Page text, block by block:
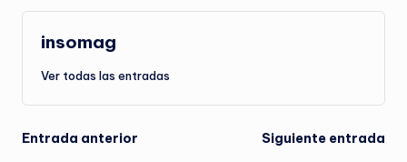
insomag
Ver todas las entradas
Navegación
Entrada anterior Siguiente entrada